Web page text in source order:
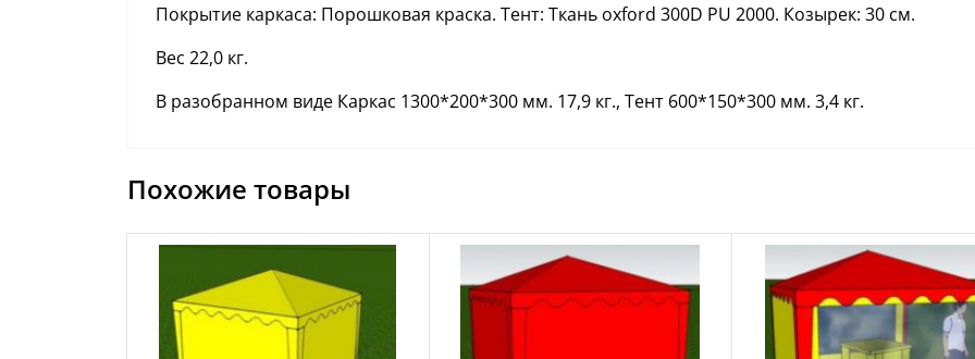
Покрытие каркаса: Порошковая краска. Тент: Ткань oxford 300D PU 2000. Козырек: 30 см.
Вес 22,0 кг.
В разобранном виде Каркас 1300*200*300 мм. 17,9 кг., Тент 600*150*300 мм. 3,4 кг.
Похожие товары